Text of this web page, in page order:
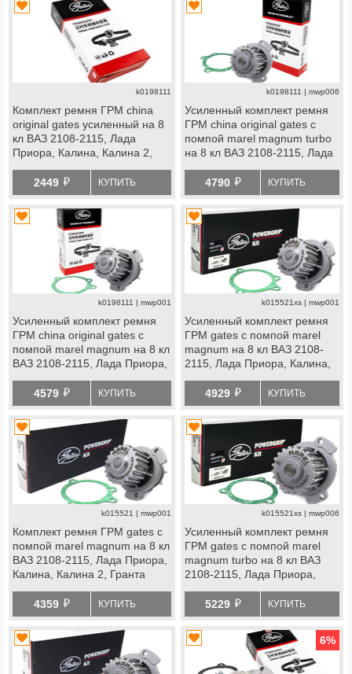
k0198111
Комплект ремня ГРМ china
original gates усиленный на 8
кл ВАЗ 2108-2115, Лада
Приора, Калина, Калина 2,
2449 й КУПИТЬ
k0198111 | mwp006
Усиленный комплект ремня
ГРМ china original gates с
помпой marel magnum turbo
на 8 кл ВАЗ 2108-2115, Лада
Гранта Стандарт, Ока
4790 й КУПИТЬ
k0198111 | mwp001
Усиленный комплект ремня
ГРМ china original gates с
помпой marel magnum на 8 кл
ВАЗ 2108-2115, Лада Приора,
Стандарт, Ока
4579 й КУПИТЬ
k015521xs | mwp001
Усиленный комплект ремня
ГРМ gates с помпой marel
magnum на 8 кл ВАЗ 2108-
2115, Лада Приора, Калина,
4929 й КУПИТЬ
k015521 | mwp001
Комплект ремня ГРМ gates с
помпой marel magnum на 8 кл
ВАЗ 2108-2115, Лада Приора,
Калина, Калина 2, Гранта
4359 й КУПИТЬ
k015521xs | mwp006
Усиленный комплект ремня
ГРМ gates с помпой marel
magnum turbo на 8 кл ВАЗ
2108-2115, Лада Приора,
Стандарт, Ока
5229 й КУПИТЬ
6%